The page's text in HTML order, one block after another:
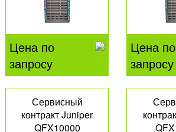
Цена по
запросу
Цена по
запросу
Сервисный
контракт Juniper
QFX10000